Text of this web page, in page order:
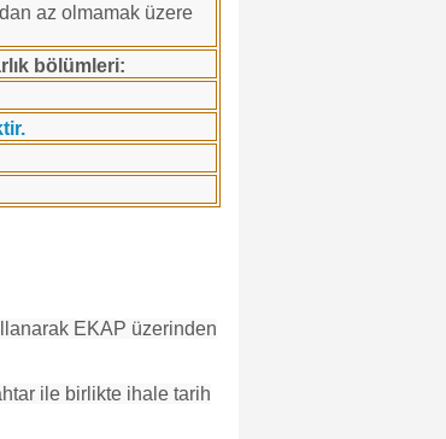
az olmamak üzere
bölümleri:
EKAP üzerinden
ile birlikte ihale tarih